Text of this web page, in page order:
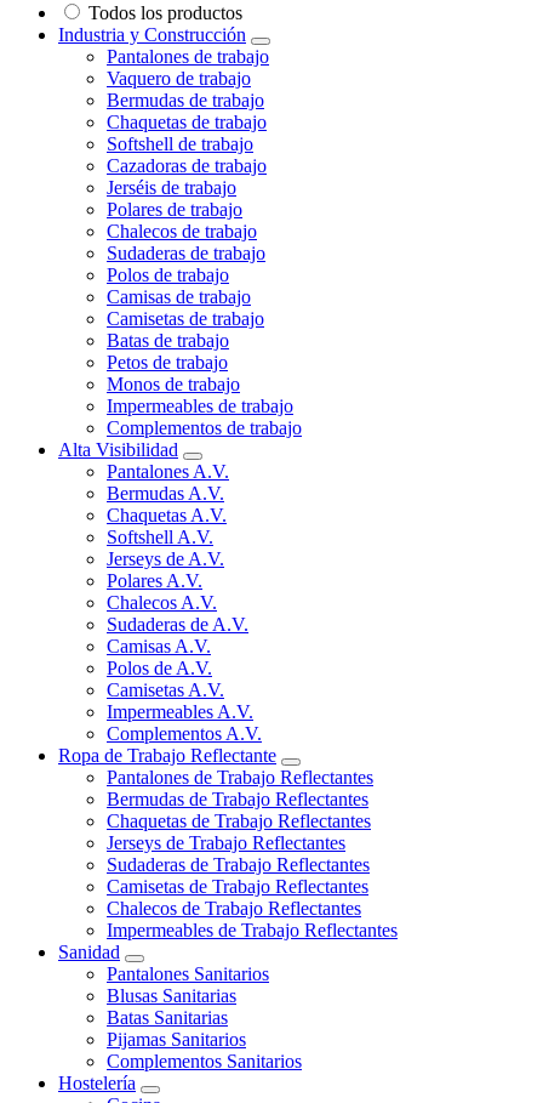
Todos los productos
Industria y Construcción
Pantalones de trabajo
Vaquero de trabajo
Bermudas de trabajo
Chaquetas de trabajo
Softshell de trabajo
Cazadoras de trabajo
Jerséis de trabajo
Polares de trabajo
Chalecos de trabajo
Sudaderas de trabajo
Polos de trabajo
Camisas de trabajo
Camisetas de trabajo
Batas de trabajo
Petos de trabajo
Monos de trabajo
Impermeables de trabajo
Complementos de trabajo
Alta Visibilidad
Pantalones A.V.
Bermudas A.V.
Chaquetas A.V.
Softshell A.V.
Jerseys de A.V.
Polares A.V.
Chalecos A.V.
Sudaderas de A.V.
Camisas A.V.
Polos de A.V.
Camisetas A.V.
Impermeables A.V.
Complementos A.V.
Ropa de Trabajo Reflectante
Pantalones de Trabajo Reflectantes
Bermudas de Trabajo Reflectantes
Chaquetas de Trabajo Reflectantes
Jerseys de Trabajo Reflectantes
Sudaderas de Trabajo Reflectantes
Camisetas de Trabajo Reflectantes
Chalecos de Trabajo Reflectantes
Impermeables de Trabajo Reflectantes
Sanidad
Pantalones Sanitarios
Blusas Sanitarias
Batas Sanitarias
Pijamas Sanitarios
Complementos Sanitarios
Hostelería